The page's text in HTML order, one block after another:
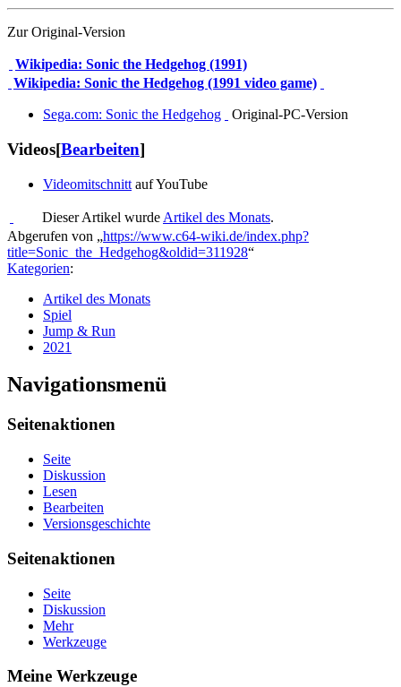
Zur Original-Version
Wikipedia: Sonic the Hedgehog (1991)
Wikipedia: Sonic the Hedgehog (1991 video game)
Sega.com: Sonic the Hedgehog Original-PC-Version
Videos[Bearbeiten]
Videomitschnitt auf YouTube
Dieser Artikel wurde Artikel des Monats.
Abgerufen von „https://www.c64-wiki.de/index.php?
title=Sonic_the_Hedgehog&oldid=311928“
Kategorien:
Artikel des Monats
Spiel
Jump & Run
2021
Navigationsmenü
Seitenaktionen
Seite
Diskussion
Lesen
Bearbeiten
Versionsgeschichte
Seitenaktionen
Seite
Diskussion
Mehr
Werkzeuge
Meine Werkzeuge